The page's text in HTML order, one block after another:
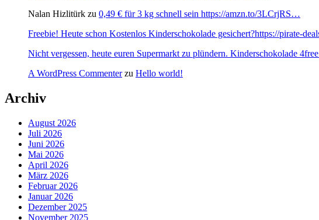
Nalan Hizlitürk zu 0,49 € für 3 kg schnell sein https://amzn.to/3LCrjRS…
Freebie! Heute schon Kostenlos Kinderschokolade gesichert?https://pirate-
Nicht vergessen, heute euren Supermarkt zu plündern. Kinderschokolade
A WordPress Commenterzu Hello world!
Archiv
August 2026
Juli 2026
Juni 2026
Mai 2026
April 2026
März 2026
Februar 2026
Januar 2026
Dezember 2025
November 2025